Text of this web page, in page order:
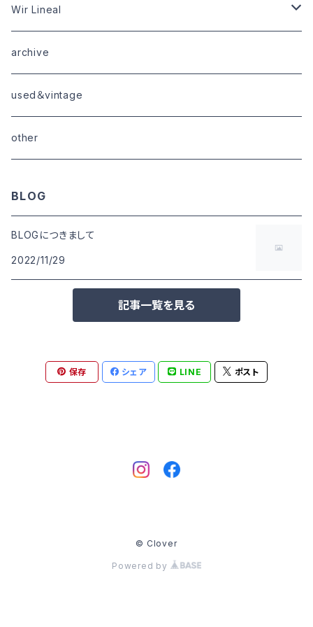
bottoms
goods
shoes
shoes
tops
bottoms
boots・sneaker
goods
tops
outer
tops
bottoms
boots
Wir Lineal
outer
tops
tops
bottoms
archive
used＆vintage
other
BLOG
BLOGにつきまして
2022/11/29
記事一覧を見る
保存 シェア LINE ポスト
© Clover
Powered by